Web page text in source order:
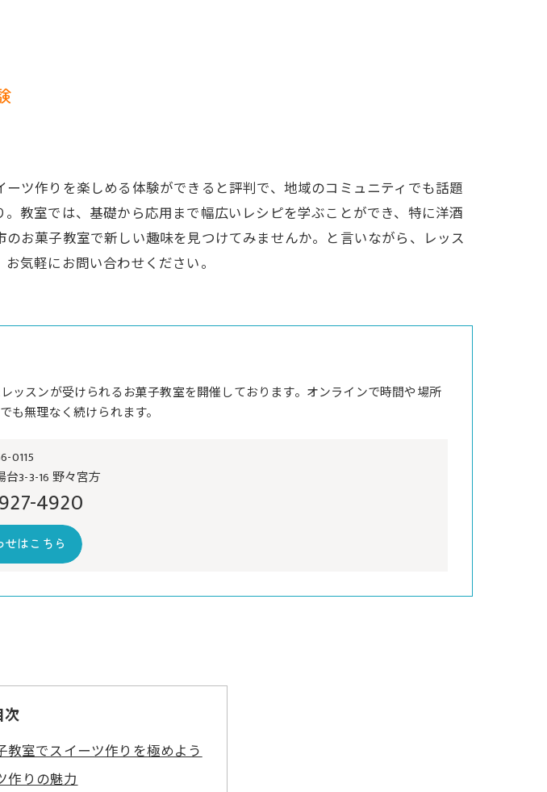
ツ作りを楽しめる体験ができると評判で、地域のコミュニティでも話題
教室では、基礎から応用まで幅広いレシピを学ぶことができ、特に洋酒
お菓子教室で新しい趣味を見つけてみませんか。と言いながら、レッス
気軽にお問い合わせください。
ッスンが受けられるお菓子教室を開催しております。オンラインで時間や場所
も無理なく続けられます。
0115
3-3-16 野々宮方
4920
はこちら
次
室でスイーツ作りを極めよう
作りの魅力